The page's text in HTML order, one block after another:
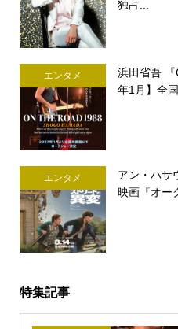
独占...
エンタメ
浜田省吾
年1月】全
エンタメ
アン・ハサ
映画『オー
特集記事